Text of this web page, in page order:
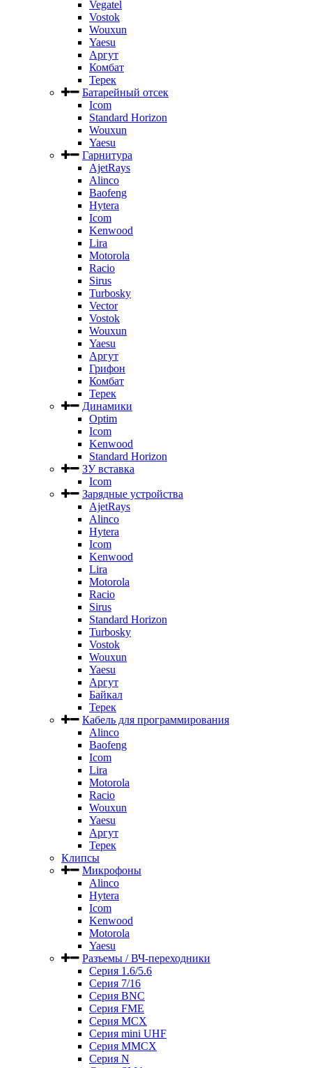
Vegatel
Vostok
Wouxun
Yaesu
Аргут
Комбат
Терек
Батарейный отсек
Icom
Standard Horizon
Wouxun
Yaesu
Гарнитура
AjetRays
Alinco
Baofeng
Hytera
Icom
Kenwood
Lira
Motorola
Racio
Sirus
Turbosky
Vector
Vostok
Wouxun
Yaesu
Аргут
Грифон
Комбат
Терек
Динамики
Optim
Icom
Kenwood
Standard Horizon
ЗУ вставка
Icom
Зарядные устройства
AjetRays
Alinco
Hytera
Icom
Kenwood
Lira
Motorola
Racio
Sirus
Standard Horizon
Turbosky
Vostok
Wouxun
Yaesu
Аргут
Байкал
Терек
Кабель для программирования
Alinco
Baofeng
Icom
Lira
Motorola
Racio
Wouxun
Yaesu
Аргут
Терек
Клипсы
Микрофоны
Alinco
Hytera
Icom
Kenwood
Motorola
Yaesu
Разъемы / ВЧ-переходники
Серия 1.6/5.6
Серия 7/16
Серия BNC
Серия FME
Серия MCX
Серия mini UHF
Серия MMCX
Серия N